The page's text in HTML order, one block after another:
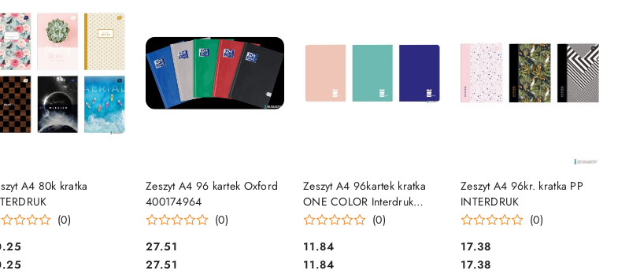
A4 80k kratka
(0)
DO KOSZYKA
Zeszyt A4 96 kartek Oxford
400174964
(0)
Cena:
27.51
Cena:
27.51
DO KOSZYKA
Zeszyt A4 96kartek kratka
ONE COLOR Interdruk
ZEA496_ONE (0)
Cena:
11.84
Cena:
11.84
DO KOSZYKA
Zeszyt A4 96kr. kratka PP
INTERDRUK
(0)
Cena:
17.38
Cena:
17.38
DO KOSZYKA